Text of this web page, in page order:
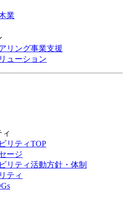
業
リング事業支援
ューション
リティTOP
ージ
リティ活動方針・体制
ティ